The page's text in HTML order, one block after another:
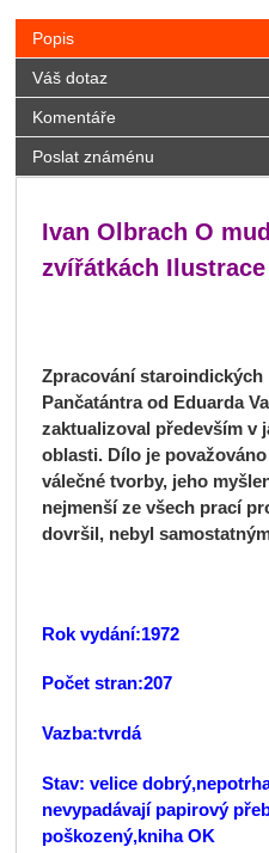
Popis
Váš dotaz
Komentáře
Poslat známénu
Ivan Olbrach O
zvířátkách
Zpracování staroindických
Pančatántra od Eduarda
zaktualizoval především v
oblasti. Dílo je
válečné tvorby, jeho
nejmenší ze všech prací
dovršil, nebyl
Rok vydání:1972
Počet stran:207
Vazba:tvrdá
Stav: velice
nevypadávají papirový
poškozený,kniha OK